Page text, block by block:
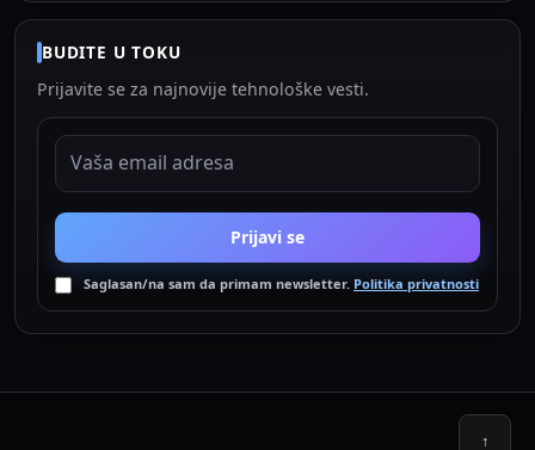
BUDITE U TOKU
Prijavite se za najnovije tehnološke vesti.
EMAIL ADRESA
Prijavi se
Saglasan/na sam da primam newsletter. Politika privatnosti
↑